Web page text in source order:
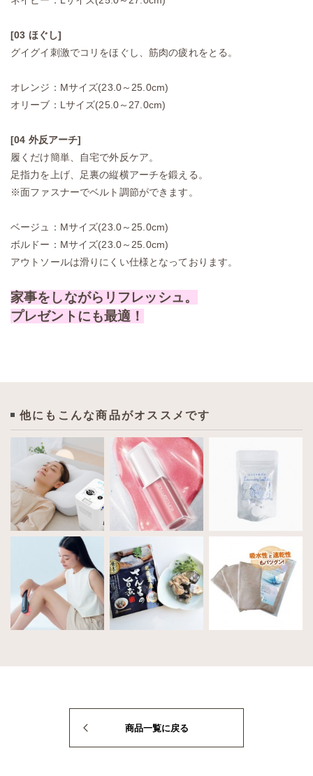
[03 ほぐし]
グイグイ刺激でコリをほぐし、筋肉の疲れをとる。
オレンジ：Mサイズ(23.0～25.0cm)
オリーブ：Lサイズ(25.0～27.0cm)
[04 外反アーチ]
履くだけ簡単、自宅で外反ケア。
足指力を上げ、足裏の縦横アーチを鍛える。
※面ファスナーでベルト調節ができます。
ベージュ：Mサイズ(23.0～25.0cm)
ボルドー：Mサイズ(23.0～25.0cm)
アウトソールは滑りにくい仕様となっております。
家事をしながらリフレッシュ。
プレゼントにも最適！
他にもこんな商品がオススメです
商品一覧に戻る